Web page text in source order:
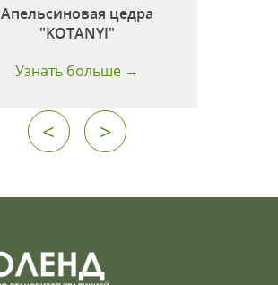
Апельсиновая цедра
"KOTANYI"
Узнать больше →
< >